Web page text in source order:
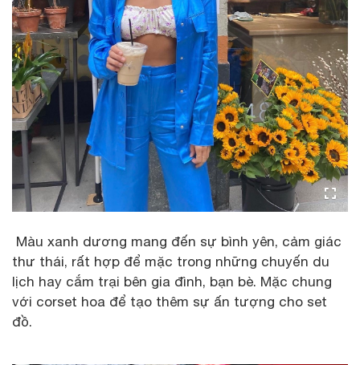
Màu xanh dương mang đến sự bình yên, cảm giác
thư thái, rất hợp để mặc trong những chuyến du
lịch hay cắm trại bên gia đình, bạn bè. Mặc chung
với corset hoa để tạo thêm sự ấn tượng cho set
đồ.